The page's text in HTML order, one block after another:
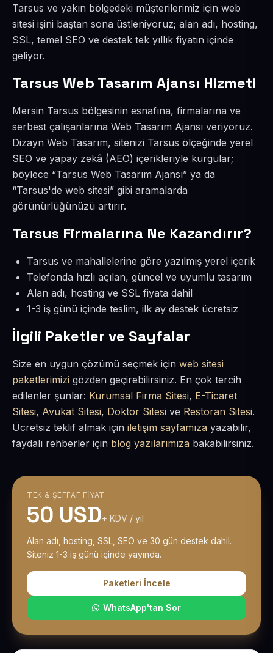
Tarsus ve yakın bölgedeki müşterilerimiz için web
sitesi işini baştan sona üstleniyoruz; alan adı, hosting,
SSL, temel SEO ve destek tek yıllık fiyatın içinde
geliyor.
Tarsus Web Tasarım Ajansı Hizmeti
Mersin Tarsus bölgesinin esnafına, firmalarına ve
serbest çalışanlarına Web Tasarım Ajansı veriyoruz.
Dizayn Web Tasarım, sitenizi Tarsus ölçeğinde yerel
SEO ve yapay zekâ (AEO) içerikleriyle kurgular;
böylece “Tarsus Web Tasarım Ajansı” ya da
“Tarsus'de web sitesi” gibi aramalarda
görünürlüğünüzü artırır.
Tarsus Firmalarına Ne Kazandırır?
Tarsus ve mahallelerine göre yazılmış yerel içerik
Telefonda hızlı açılan, güncel ve uyumlu tasarım
Alan adı, hosting ve SSL fiyata dahil
1-3 iş günü içinde teslim, ilk ay destek ücretsiz
İlgili Paketler ve Sayfalar
Size en uygun çözümü seçmek için web sitesi
paketlerimizi gözden geçirebilirsiniz. En çok tercih
edilenler şunlar: Kurumsal Firma Sitesi, E-Ticaret
Sitesi, Avukat Sitesi, Doktor Sitesi ve Restoran Sitesi.
Ücretsiz teklif almak için iletişim sayfamıza yazabilir,
faydalı rehberler için blog yazılarımıza bakabilirsiniz.
TEK & ŞEFFAF FIYAT
50 USD+ KDV / yıl
Alan adı, hosting, SSL, SEO ve 30 gün destek dahil.
Siteniz 1-3 iş günü içinde yayında.
Paketleri İncele
WhatsApp'tan Sor